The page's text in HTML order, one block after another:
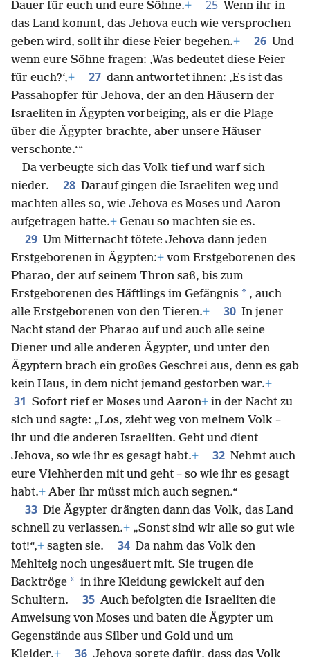
Dauer für euch und eure Söhne.+ 25 Wenn ihr in
das Land kommt, das Jehova euch wie versprochen
geben wird, sollt ihr diese Feier begehen.+ 26 Und
wenn eure Söhne fragen: ‚Was bedeutet diese Feier
für euch?‘,+ 27 dann antwortet ihnen: ‚Es ist das
Passahopfer für Jehova, der an den Häusern der
Israeliten in Ägypten vorbeiging, als er die Plage
über die Ägypter brachte, aber unsere Häuser
verschonte.‘“
Da verbeugte sich das Volk tief und warf sich
nieder.
28 Darauf gingen die Israeliten weg und
machten alles so, wie Jehova es Moses und Aaron
aufgetragen hatte.+ Genau so machten sie es.
29 Um Mitternacht tötete Jehova dann jeden
Erstgeborenen in Ägypten:+ vom Erstgeborenen des
Pharao, der auf seinem Thron saß, bis zum
Erstgeborenen des Häftlings im Gefängnis * , auch
alle Erstgeborenen von den Tieren.+ 30 In jener
Nacht stand der Pharao auf und auch alle seine
Diener und alle anderen Ägypter, und unter den
Ägyptern brach ein großes Geschrei aus, denn es gab
kein Haus, in dem nicht jemand gestorben war.+
31 Sofort rief er Moses und Aaron+ in der Nacht zu
sich und sagte: „Los, zieht weg von meinem Volk –
ihr und die anderen Israeliten. Geht und dient
Jehova, so wie ihr es gesagt habt.+ 32 Nehmt auch
eure Viehherden mit und geht – so wie ihr es gesagt
habt.+ Aber ihr müsst mich auch segnen.“
33 Die Ägypter drängten dann das Volk, das Land
schnell zu verlassen.+ „Sonst sind wir alle so gut wie
tot!“,+ sagten sie. 34 Da nahm das Volk den
Mehlteig noch ungesäuert mit. Sie trugen die
Backtröge * in ihre Kleidung gewickelt auf den
Schultern.
35 Auch befolgten die Israeliten die
Anweisung von Moses und baten die Ägypter um
Gegenstände aus Silber und Gold und um
36